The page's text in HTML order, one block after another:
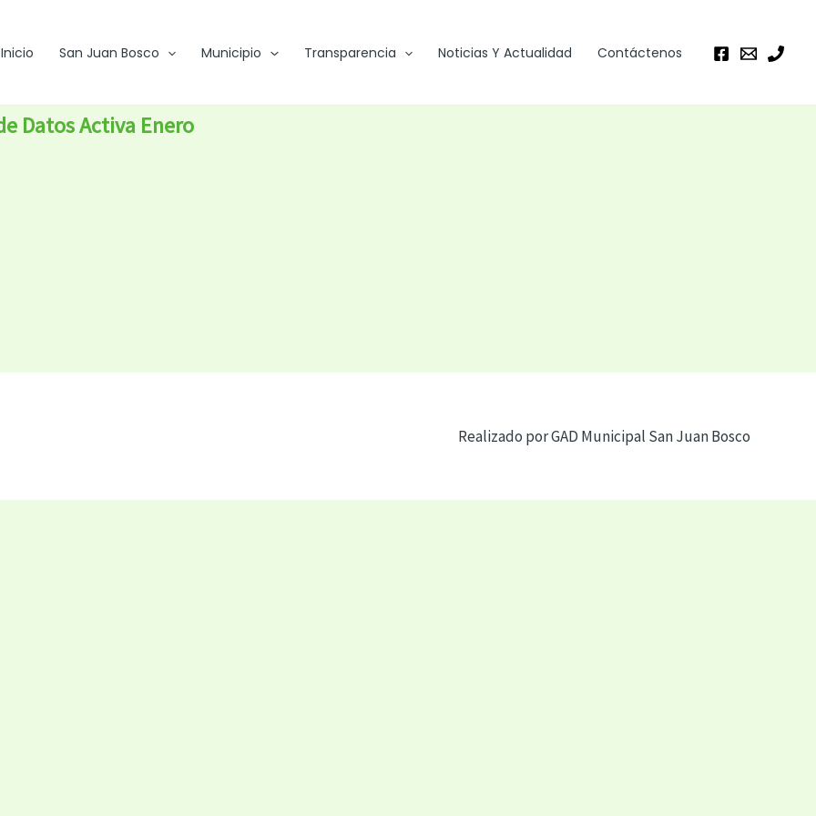
Inicio San Juan Bosco Municipio Transparencia Noticias Y Actualidad Contáctenos
Datos Activa Enero
Realizado por GAD Municipal San Juan Bosco